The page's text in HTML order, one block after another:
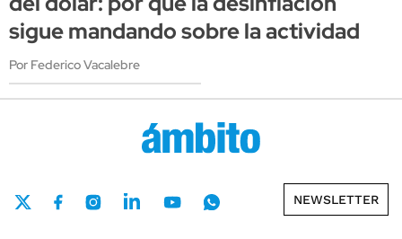
sigue mandando sobre la actividad
Por Federico Vacalebre
NEWSLETTER